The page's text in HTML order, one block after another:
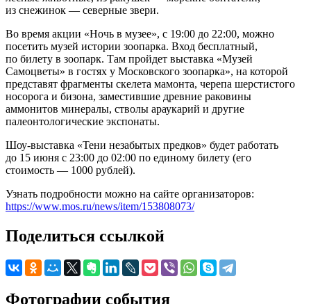
из снежинок — северные звери.
Во время акции «Ночь в музее», с 19:00 до 22:00, можно
посетить музей истории зоопарка. Вход бесплатный,
по билету в зоопарк. Там пройдет выставка «Музей
Самоцветы» в гостях у Московского зоопарка», на которой
представят фрагменты скелета мамонта, черепа шерстистого
носорога и бизона, заместившие древние раковины
аммонитов минералы, стволы араукарий и другие
палеонтологические экспонаты.
Шоу-выставка «Тени незабытых предков» будет работать
до 15 июня с 23:00 до 02:00 по единому билету (его
стоимость — 1000 рублей).
Узнать подробности можно на сайте организаторов:
https://www.mos.ru/news/item/153808073/
Поделиться ссылкой
Фотографии события